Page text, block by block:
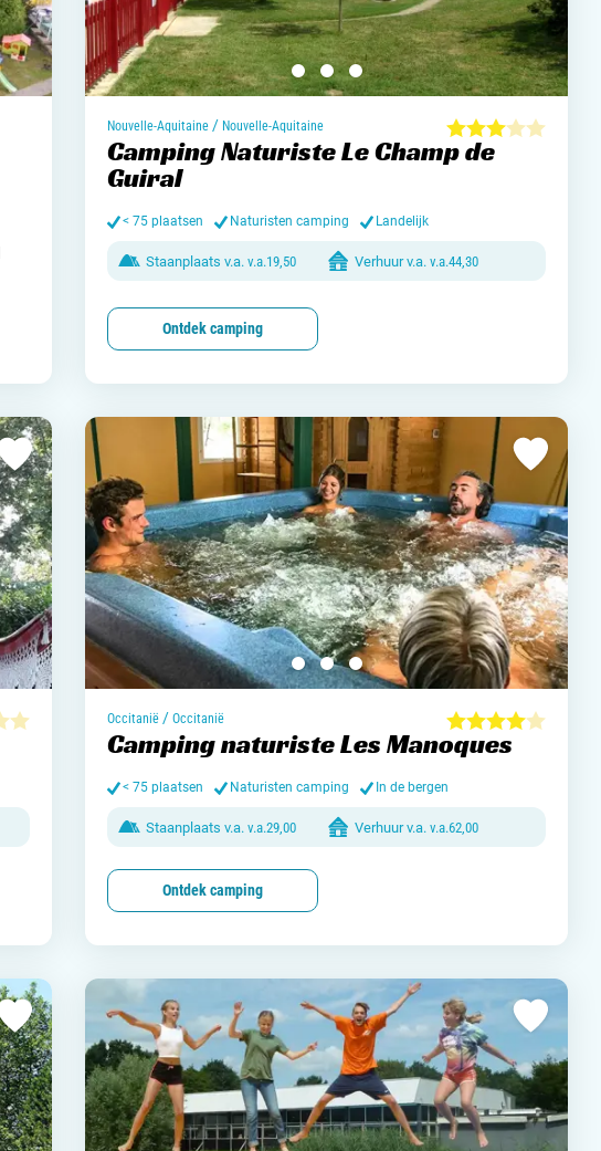
Nouvelle-Aquitaine / Nouvelle-Aquitaine
Camping Naturiste Le Champ de
Guiral
< 75 plaatsen Naturisten camping Landelijk
Staanplaats v.a. v.a.19,50 Verhuur v.a. v.a.44,30
Ontdek camping
Occitanië / Occitanië
Camping naturiste Les Manoques
< 75 plaatsen Naturisten camping In de bergen
Staanplaats v.a. v.a.29,00 Verhuur v.a. v.a.62,00
Ontdek camping